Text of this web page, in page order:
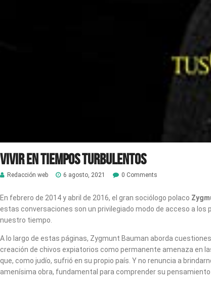
Vivir en tiempos turbulentos
Redacción web 6 agosto, 2021 0 Comments
En febrero de 2014 y abril de 2016, el gran sociólogo polaco
estas conversaciones son un privilegiado modo de acceso a
nuestro tiempo.
A lo largo de estas páginas, Zygmunt Bauman aborda
creación de chivos expiatorios como permanente amenaza en
que, como judío, sufrió en su propio país. Y no renuncia a
amenísima obra, fundamental para comprender su